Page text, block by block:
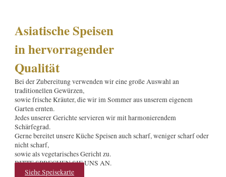
Asiatische Speisen
in hervorragender
Qualität
Bei der Zubereitung verwenden wir eine große Auswahl an
traditionellen Gewürzen,
sowie frische Kräuter, die wir im Sommer aus unserem eigenem
Garten ernten.
Jedes unserer Gerichte servieren wir mit harmonierendem
Schärfegrad.
Gerne bereitet unsere Küche Speisen auch scharf, weniger scharf oder
nicht scharf,
sowie als vegetarisches Gericht zu.
BITTE SPRECHEN SIE UNS AN.
Siehe Speisekarte